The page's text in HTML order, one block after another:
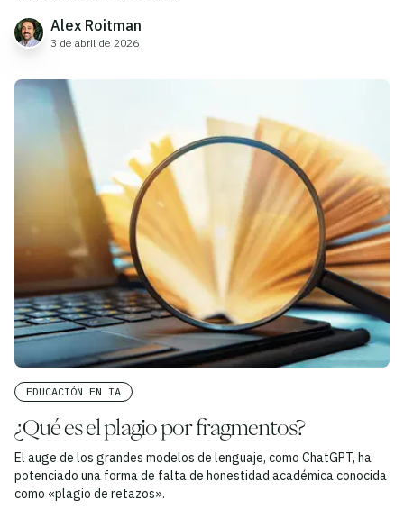
Alex Roitman
3 de abril de 2026
EDUCACIÓN EN IA
¿Qué es el plagio por fragmentos?
El auge de los grandes modelos de lenguaje, como ChatGPT, ha
potenciado una forma de falta de honestidad académica conocida
como «plagio de retazos».